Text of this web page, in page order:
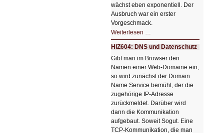
wächst eben exponentiell. Der
Ausbruch war ein erster
Vorgeschmack.
Weiterlesen …
Der
Ausbruch
der
KI
HIZ604: DNS und Datenschutz
Gibt man im Browser den
Namen einer Web-Domaine ein,
so wird zunächst der Domain
Name Service bemüht, der die
zugehörige IP-Adresse
zurückmeldet. Darüber wird
dann die Kommunikation
aufgebaut. Soweit Sogut. Eine
TCP-Kommunikation, die man